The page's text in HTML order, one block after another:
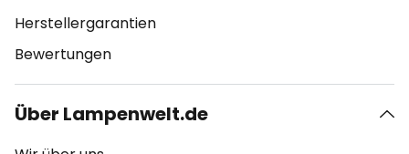
Herstellergarantien
Bewertungen
Über Lampenwelt.de